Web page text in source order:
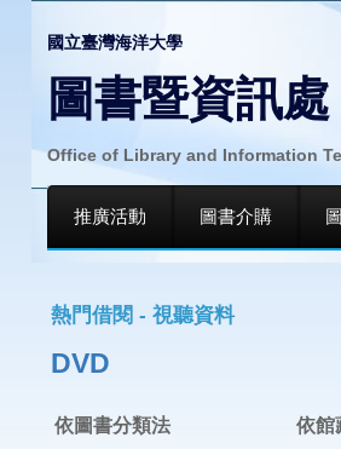
國立臺灣海洋大學
圖書暨資訊
Office of Library and Information
推廣活動 圖書介購
熱門借閱 - 視聽資料
DVD
依圖書分類法 依館